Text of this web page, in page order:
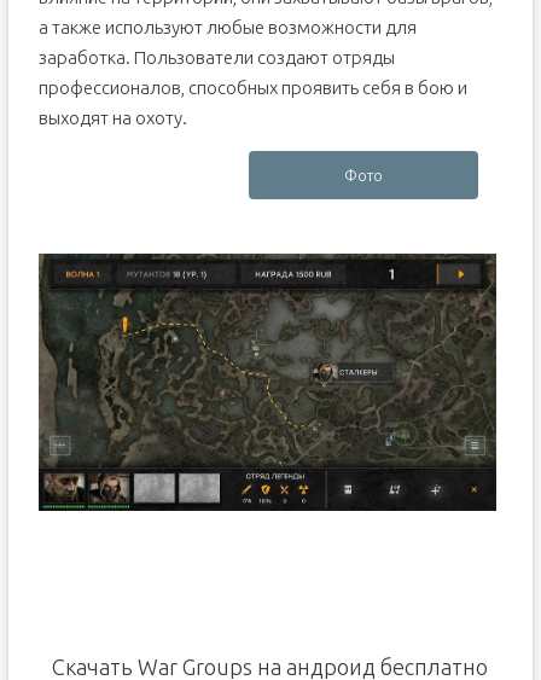
а также используют любые возможности для
заработка. Пользователи создают отряды
профессионалов, способных проявить себя в бою и
выходят на охоту.
Фото
Скачать War Groups на андроид бесплатно